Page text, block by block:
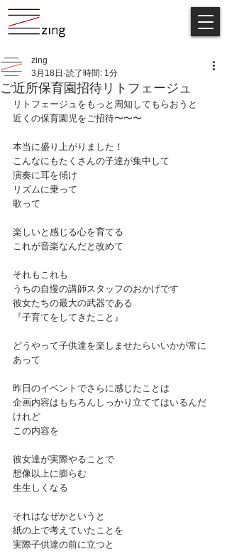
ご近所保育園招待リトフェージュ
zing
3月18日 読了時間: 1分
リトフェージュをもっと周知してもらおうと
近くの保育園児をご招待〜〜〜
本当に盛り上がりました！
こんなにもたくさんの子達が集中して
演奏に耳を傾け
リズムに乗って
歌って
楽しいと感じる心を育てる
これが音楽なんだと改めて
それもこれも
うちの自慢の講師スタッフのおかげです
彼女たちの最大の武器である
『子育てをしてきたこと』
どうやって子供達を楽しませたらいいかが常に
あって
昨日のイベントでさらに感じたことは
企画内容はもちろんしっかり立ててはいるんだ
けれど
この内容を
彼女達が実際やることで
想像以上に膨らむ
生生しくなる
それはなぜかというと
紙の上で考えていたことを
実際子供達の前に立つと